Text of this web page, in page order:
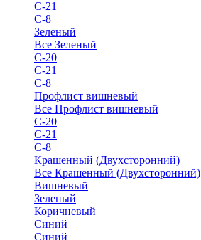
С-21
С-8
Зеленый
Все Зеленый
С-20
С-21
С-8
Профлист вишневый
Все Профлист вишневый
С-20
С-21
С-8
Крашенный (Двухсторонний)
Все Крашенный (Двухсторонний)
Вишневый
Зеленый
Коричневый
Синий
Синий